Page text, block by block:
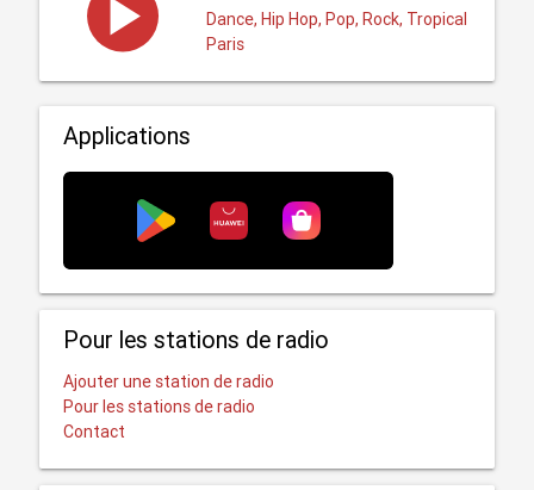
Dance, Hip Hop, Pop, Rock, Tropical
Paris
Applications
Pour les stations de radio
Ajouter une station de radio
Pour les stations de radio
Contact